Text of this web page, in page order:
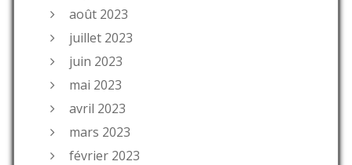
août 2023
juillet 2023
juin 2023
mai 2023
avril 2023
mars 2023
février 2023